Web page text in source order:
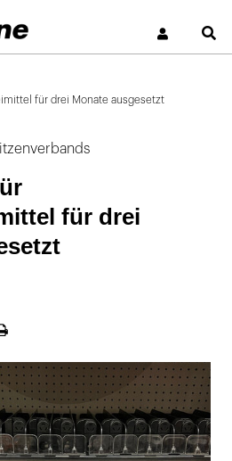
für drei Monate ausgesetzt
für drei